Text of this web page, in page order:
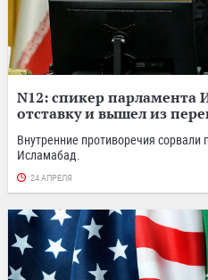
N12: спикер парламента
отставку и вышел из
Внутренние противоречия сорвали
Исламабад.
24 АПРЕЛЯ